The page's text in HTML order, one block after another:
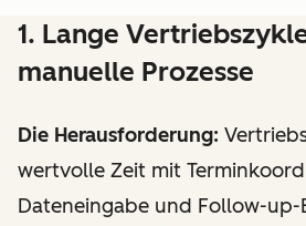
1. Lange
manuelle Prozesse
Die Herausforderung:
wertvolle Zeit mit
Dateneingabe und Follow-up-